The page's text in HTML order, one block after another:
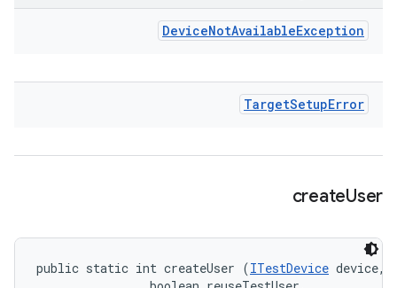
DeviceNotAvailableException
TargetSetupError
createUser
public static int createUser (ITestDevice device,